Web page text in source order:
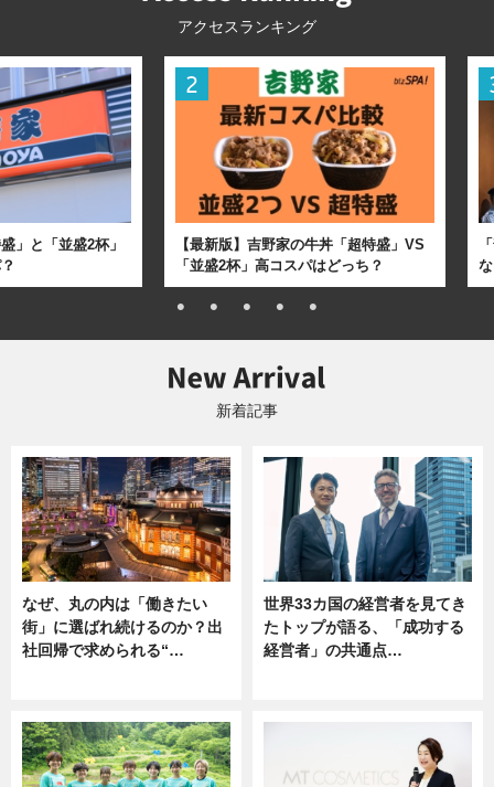
アクセスランキング
」と「並盛2杯」
【最新版】吉野家の牛丼「超特盛」VS
「並盛2杯」高コスパはどっち？
新着記事
なぜ、丸の内は「働きたい
街」に選ばれ続けるのか？出
社回帰で求められる“…
世界33カ国の経営者を見てき
たトップが語る、「成功する
経営者」の共通点…